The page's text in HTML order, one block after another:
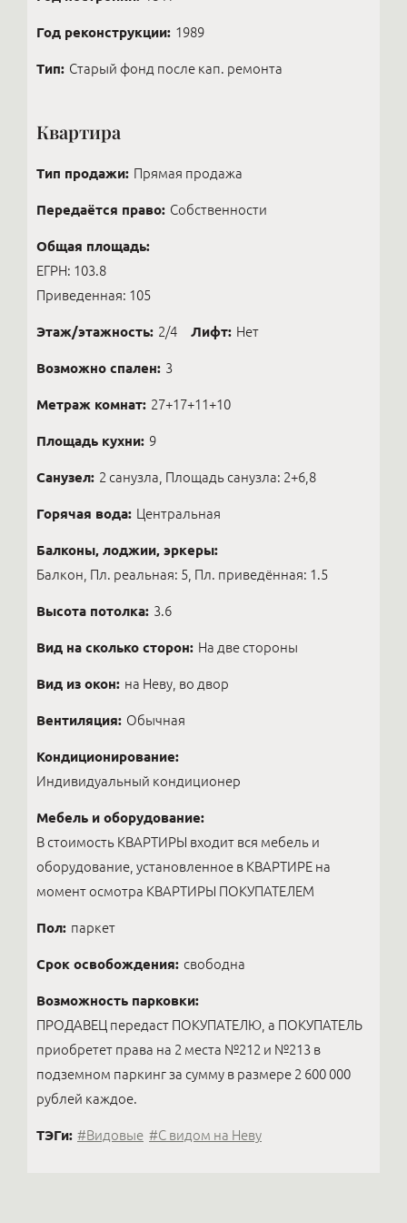
Год реконструкции: 1989
Тип: Старый фонд после кап. ремонта
Квартира
Тип продажи: Прямая продажа
Передаётся право: Собственности
Общая площадь:
ЕГРН: 103.8
Приведенная: 105
Этаж/этажность: 2/4 Лифт: Нет
Возможно спален: 3
Метраж комнат: 27+17+11+10
Площадь кухни: 9
Санузел: 2 санузла, Площадь санузла: 2+6,8
Горячая вода: Центральная
Балконы, лоджии, эркеры:
Балкон, Пл. реальная: 5, Пл. приведённая: 1.5
Высота потолка: 3.6
Вид на сколько сторон: На две стороны
Вид из окон: на Неву, во двор
Вентиляция: Обычная
Кондиционирование:
Индивидуальный кондиционер
Мебель и оборудование:
В стоимость КВАРТИРЫ входит вся мебель и
оборудование, установленное в КВАРТИРЕ на
момент осмотра КВАРТИРЫ ПОКУПАТЕЛЕМ
Пол: паркет
Срок освобождения: свободна
Возможность парковки:
ПРОДАВЕЦ передаст ПОКУПАТЕЛЮ, а ПОКУПАТЕЛЬ
приобретет права на 2 места №212 и №213 в
подземном паркинг за сумму в размере 2 600 000
рублей каждое.
ТЭГи: #Видовые #C видом на Неву